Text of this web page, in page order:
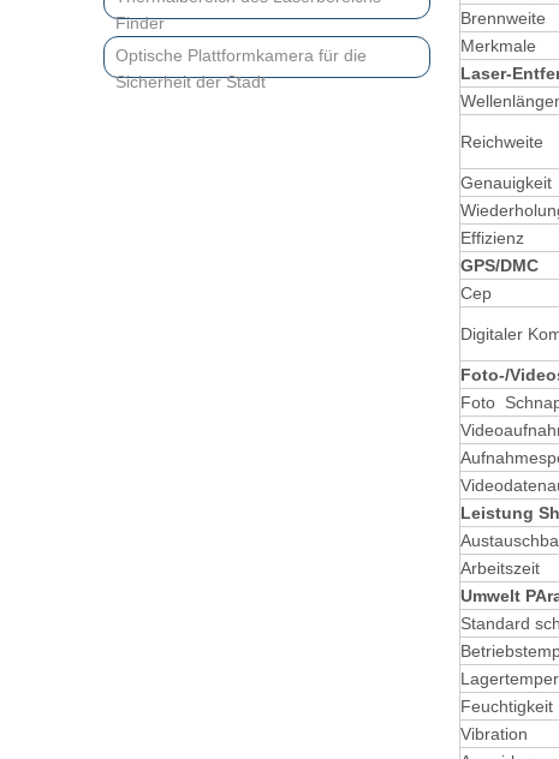
Finder
Optische Plattformkamera für die
Sicherheit der Stadt
Brennweite
Merkmale
Laser-
Reichweite
Genauigkeit
Effizienz
GPS/DMC
Cep
Digitaler
Foto-/
Foto
Leistung S
Arbeitszeit
Umwelt P
Standard
Feuchtigkeit
Vibration